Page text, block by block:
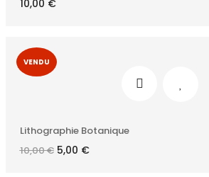
10,00 €
VENDU
Lithographie Botanique
10,00€ Le
prix
5,00 €Le
prix